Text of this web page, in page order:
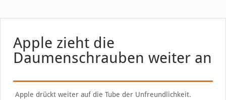
Apple zieht die
Daumenschrauben weiter an
Apple drückt weiter auf die Tube der Unfreundlichkeit.